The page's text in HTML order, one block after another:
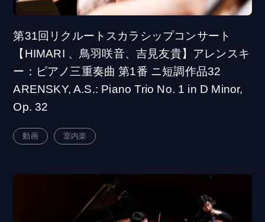
第31回リクルートスカラシップコンサート
【HIMARI 、鳥羽咲音、吉見友貴】アレンスキ
ー：ピアノ三重奏曲 第1番 ニ短調作品32
ARENSKY, A.S.: Piano Trio No. 1 in D Minor,
Op. 32
動画 室内楽